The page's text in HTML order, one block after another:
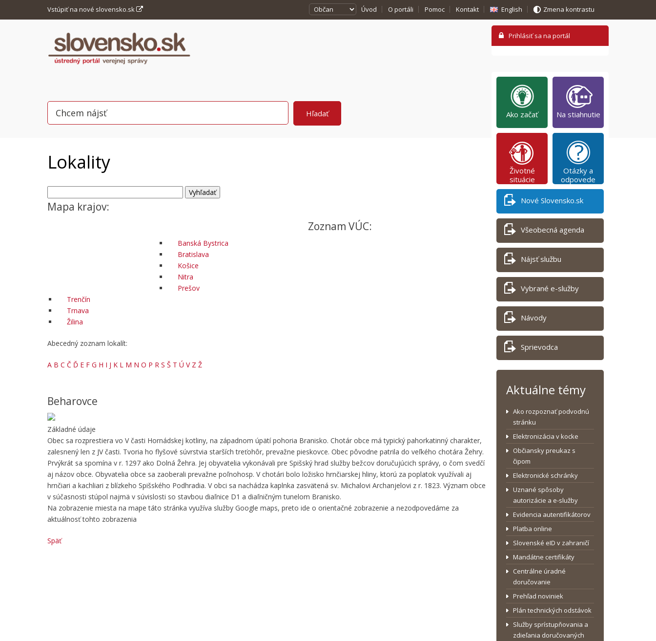
Vstúpiť na nové slovensko.sk Úvod O portáli Pomoc Kontakt English Zmena kontrastu
Lokality
Mapa krajov:
Zoznam VÚC:
Banská Bystrica
Bratislava
Košice
Nitra
Prešov
Trenčín
Trnava
Žilina
Abecedný zoznam lokalít:
A B C Č Ď E F G H I J K L M N O P R S Š T Ú V Z Ž
Beharovce
Základné údaje
Obec sa rozprestiera vo V časti Hornádskej kotliny, na západnom úpätí pohoria Branisko. Chotár obce má typický pahorkatinný charakter,
zalesnený len z JV časti. Tvoria ho flyšové súvrstvia starších treťohôr, prevažne pieskovce. Obec pôvodne patrila do veľkého chotára Žehry.
Prvýkrát sa spomína v r. 1297 ako Dolná Žehra. Jej obyvatelia vykonávali pre Spišský hrad služby bežcov doručujúcich správy, o čom svedčí
aj názov obce. Obyvatelia obce sa zaoberali prevažne poľnohosp. V chotári bolo ložisko hrnčiarskej hliny, ktorú za poplatok využívali aj
hrnčiari a kachliari z blízkeho Spišského Podhradia. V obci sa nachádza kaplnka zasvätená sv. Michalovi Archanjelovi z r. 1823. Význam obce
v súčasnosti stúpol najmä v súvislosti so stavbou diaľnice D1 a diaľničným tunelom Branisko.
Na zobrazenie miesta na mape táto stránka využíva služby Google maps, preto ide o orientačné zobrazenie a nezodpovedáme za
aktuálnosť tohto zobrazenia
Späť
Ako začať Na stiahnutie
Životné
situácie
Otázky a
odpovede
Nové Slovensko.sk
Všeobecná agenda
Nájsť službu
Vybrané e-služby
Návody
Sprievodca
Aktuálne témy
Ako rozpoznať podvodnú
stránku
Elektronizácia v kocke
Občiansky preukaz s
čipom
Elektronické schránky
Uznané spôsoby
autorizácie a e-služby
Evidencia autentifikátorov
Platba online
Slovenské eID v zahraničí
Mandátne certifikáty
Centrálne úradné
doručovanie
Prehľad noviniek
Plán technických odstávok
Služby sprístupňovania a
zdieľania doručovaných